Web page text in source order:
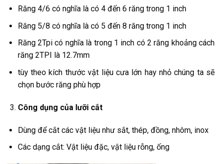
Răng 4/6 có nghĩa là có 4 đến 6 răng trong 1 inch
Răng 5/8 có nghĩa là có 5 đến 8 răng trong 1 inch
Răng 2Tpi có nghĩa là trong 1 inch có 2 răng khoảng cách
răng 2TPI là 12.7mm
tùy theo kích thước vật liệu cưa lớn hay nhỏ chúng ta sẽ
chọn bước răng phù hợp
Công dụng của lưỡi cắt
Dùng để cắt các vật liệu như sắt, thép, đồng, nhôm, inox
Các dạng cắt: Vật liệu đặc, vật liệu rỗng, ống